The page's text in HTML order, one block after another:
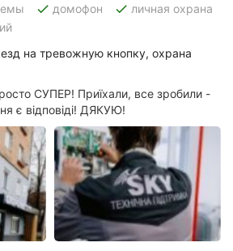
done домофон done личная охрана
на тревожную кнопку, охрана
СУПЕР! Приїхали, все зробили -
є відповіді! ДЯКУЮ!